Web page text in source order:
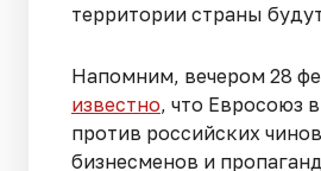
территории страны
Напомним, вечером 28
известно, что Евросоюз
против российских
бизнесменов и